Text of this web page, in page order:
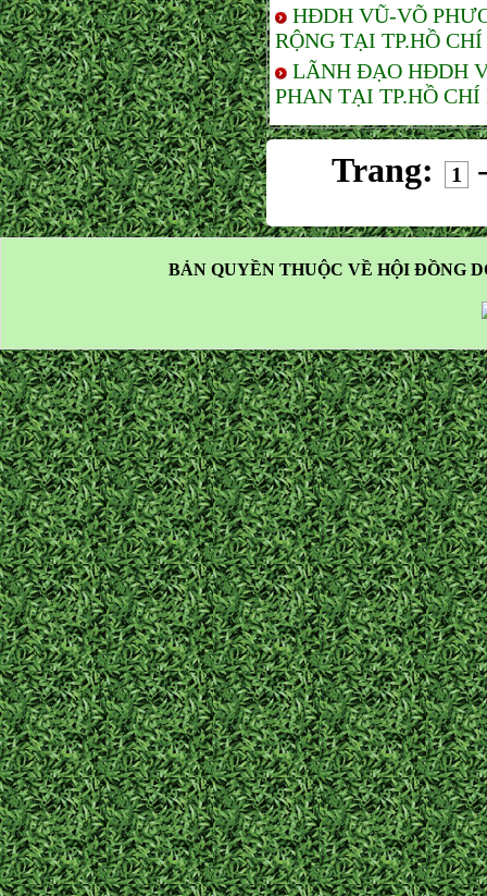
HĐDH VŨ-VÕ
RỘNG TẠI TP.HỒ
LÃNH ĐẠO HĐDH
PHAN TẠI TP.HỒ
Trang: 1
BẢN QUYỀN THUỘC VỀ HỘI ĐỒNG